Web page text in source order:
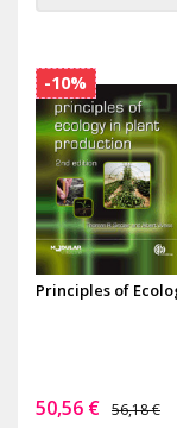
Principles of
50,56 € 56,18 €
-10%